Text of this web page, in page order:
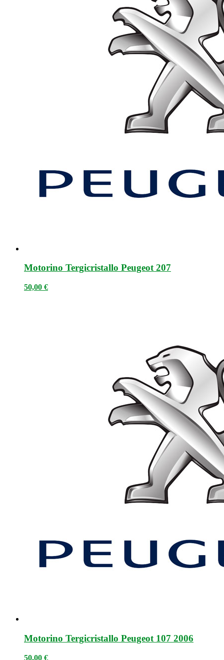
Motorino Tergicristallo Peugeot 207
50,00 €
Motorino Tergicristallo Peugeot 107 2006
50,00 €